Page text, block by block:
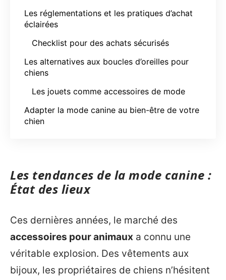
Les réglementations et les pratiques d’achat
éclairées
Checklist pour des achats sécurisés
Les alternatives aux boucles d’oreilles pour
chiens
Les jouets comme accessoires de mode
Adapter la mode canine au bien-être de votre
chien
Les tendances de la mode canine :
État des lieux
Ces dernières années, le marché des
accessoires pour animaux a connu une
véritable explosion. Des vêtements aux
bijoux, les propriétaires de chiens n’hésitent